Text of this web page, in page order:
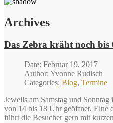
Archives
Das Zebra kräht noch bis
Date: Februar 19, 2017
Author: Yvonne Rudisch
Categories: Blog, Termine
Jeweils am Samstag und
von 14 bis 18 Uhr geöffnet. Eine
führt die Besucher gern mit